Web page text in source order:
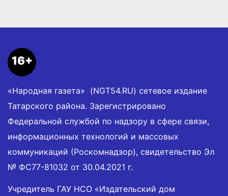
16+
«Народная газета» (NGT54.RU) сетевое издание
Татарского района. Зарегистрировано
Федеральной службой по надзору в сфере связи,
информационных технологий и массовых
коммуникаций (Роскомнадзор), свидетельство Эл
№ ФС77-81032 от 30.04.2021 г.
Учредитель ГАУ НСО «Издательский дом